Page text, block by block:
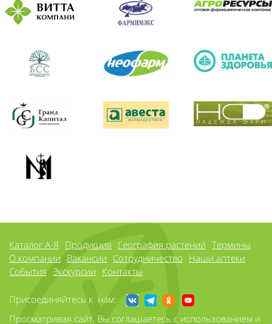
Каталог А-Я Продукция География растений Термины
О компании Вакансии Сотрудничество Наши аптеки
События Экскурсии Контакты
Присоединяйтесь к нам:
Просматривая сайт, Вы соглашаетесь с использованием и